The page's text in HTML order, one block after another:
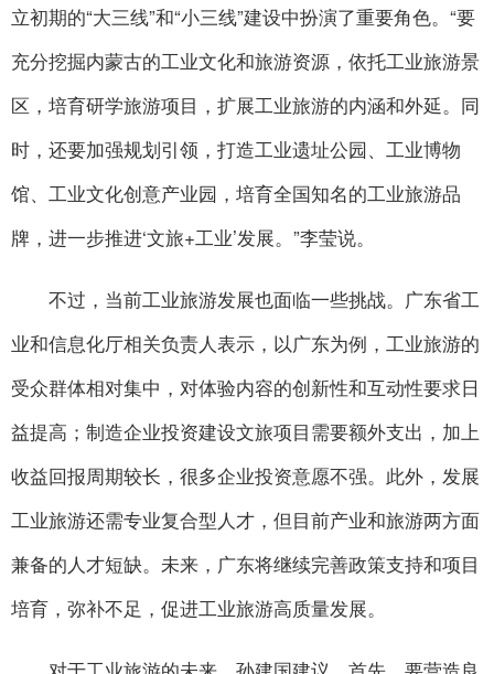
立初期的“大三线”和“小三线”建设中扮演了重要角色。“要
充分挖掘内蒙古的工业文化和旅游资源，依托工业旅游景
区，培育研学旅游项目，扩展工业旅游的内涵和外延。同
时，还要加强规划引领，打造工业遗址公园、工业博物
馆、工业文化创意产业园，培育全国知名的工业旅游品
牌，进一步推进‘文旅+工业’发展。”李莹说。
不过，当前工业旅游发展也面临一些挑战。广东省工
业和信息化厅相关负责人表示，以广东为例，工业旅游的
受众群体相对集中，对体验内容的创新性和互动性要求日
益提高；制造企业投资建设文旅项目需要额外支出，加上
收益回报周期较长，很多企业投资意愿不强。此外，发展
工业旅游还需专业复合型人才，但目前产业和旅游两方面
兼备的人才短缺。未来，广东将继续完善政策支持和项目
培育，弥补不足，促进工业旅游高质量发展。